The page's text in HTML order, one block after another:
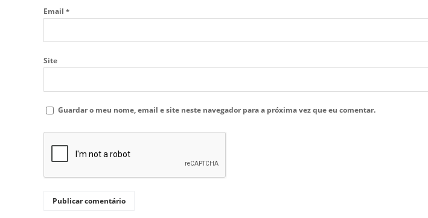
Email *
Site
Guardar o meu nome, email e site neste navegador para a próxima vez que eu comentar.